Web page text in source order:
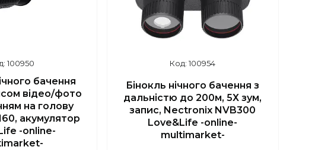
100950
бачення
відео/фото
на голову
акумулятор
-online-
100954
Бінокль нічного бачення з
дальністю до 200м, 5Х зум,
запис, Nectronix NVB300
Love&Life -online-
multimarket-